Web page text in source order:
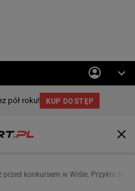
przed konkursem w Wiśle. Przykro